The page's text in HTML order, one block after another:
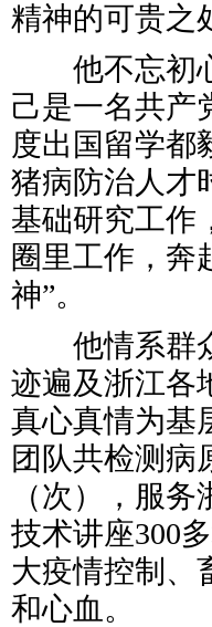
精神的可贵之
他不忘初心
己是一名共产
度出国留学都
猪病防治人才
基础研究工作
圈里工作，奔
神”。
他情系群众
迹遍及浙江各
真心真情为基
团队共检测病
（次），服
技术讲座300
大疫情控制、
和心血。